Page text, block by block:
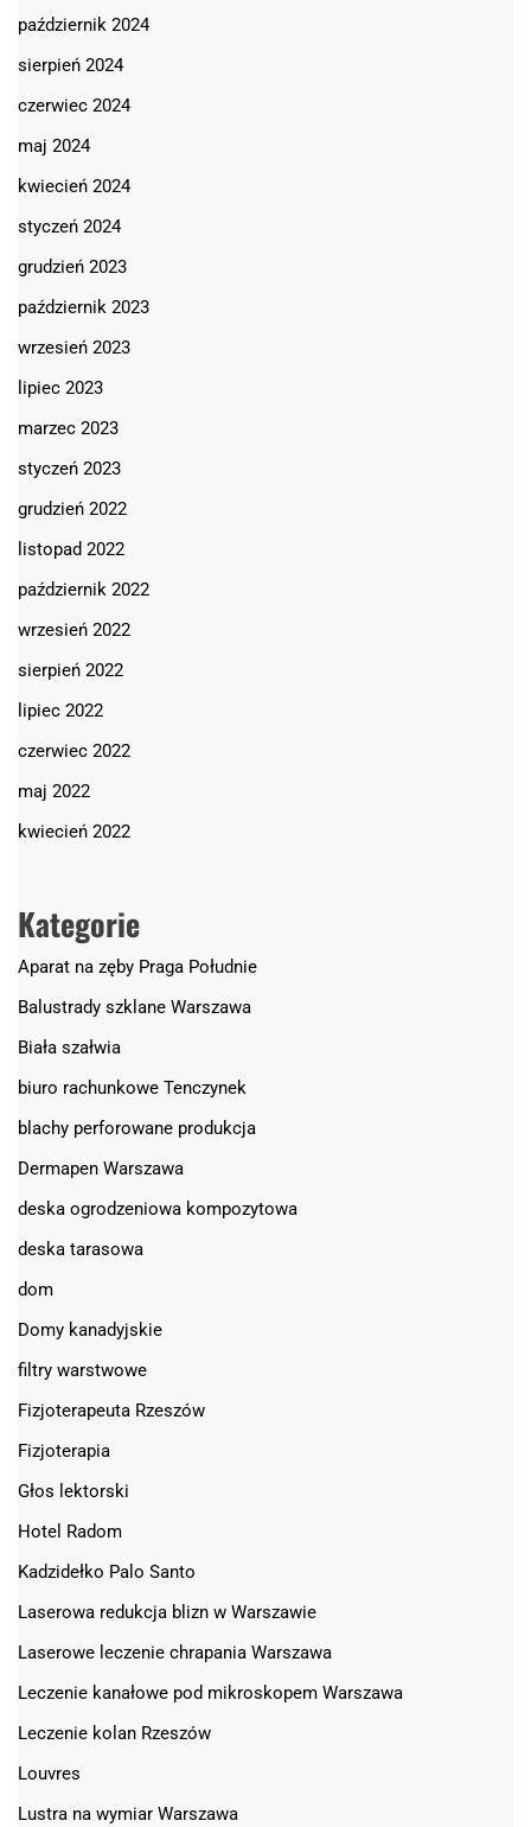
październik 2024
sierpień 2024
czerwiec 2024
maj 2024
kwiecień 2024
styczeń 2024
grudzień 2023
październik 2023
wrzesień 2023
lipiec 2023
marzec 2023
styczeń 2023
grudzień 2022
listopad 2022
październik 2022
wrzesień 2022
sierpień 2022
lipiec 2022
czerwiec 2022
maj 2022
kwiecień 2022
Kategorie
Aparat na zęby Praga Południe
Balustrady szklane Warszawa
Biała szałwia
biuro rachunkowe Tenczynek
blachy perforowane produkcja
Dermapen Warszawa
deska ogrodzeniowa kompozytowa
deska tarasowa
dom
Domy kanadyjskie
filtry warstwowe
Fizjoterapeuta Rzeszów
Fizjoterapia
Głos lektorski
Hotel Radom
Kadzidełko Palo Santo
Laserowa redukcja blizn w Warszawie
Laserowe leczenie chrapania Warszawa
Leczenie kanałowe pod mikroskopem Warszawa
Leczenie kolan Rzeszów
Louvres
Lustra na wymiar Warszawa